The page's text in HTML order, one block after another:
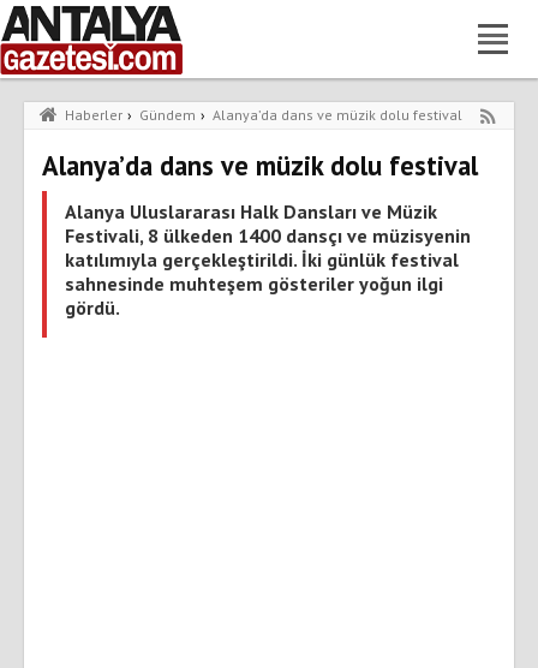
Haberler › Gündem › Alanya’da dans ve müzik dolu festival
Alanya’da dans ve müzik dolu festival
Alanya Uluslararası Halk Dansları ve Müzik
Festivali, 8 ülkeden 1400 dansçı ve müzisyenin
katılımıyla gerçekleştirildi. İki günlük festival
sahnesinde muhteşem gösteriler yoğun ilgi
gördü.